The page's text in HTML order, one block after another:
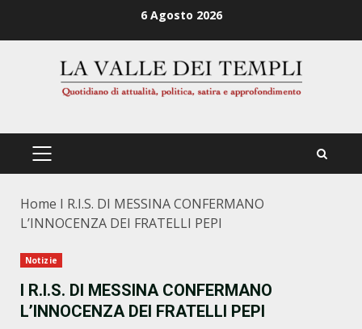
6 Agosto 2026
PRIMÄRES
Home I R.I.S. DI MESSINA CONFERMANO
L’INNOCENZA DEI FRATELLI PEPI
Notizie
I R.I.S. DI MESSINA CONFERMANO
L’INNOCENZA DEI FRATELLI PEPI